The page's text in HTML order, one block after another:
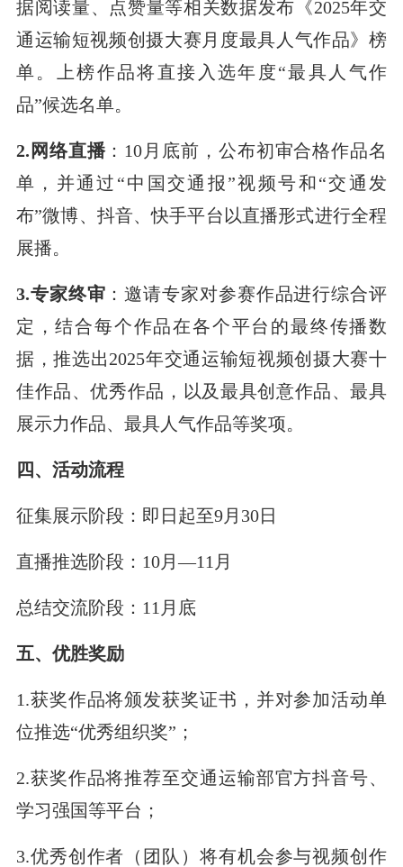
据阅读量、点赞量等相关数据发布《2025年交
通运输短视频创摄大赛月度最具人气作品》榜
单。上榜作品将直接入选年度“最具人气作
品”候选名单。
2.网络直播：10月底前，公布初审合格作品名
单，并通过“中国交通报”视频号和“交通发
布”微博、抖音、快手平台以直播形式进行全程
展播。
3.专家终审 ：邀请专家对参赛作品进行综合评
定，结合每个作品在各个平台的最终传播数
据，推选出2025年交通运输短视频创摄大赛十
佳作品、优秀作品，以及最具创意作品、最具
展示力作品、最具人气作品等奖项。
四、活动流程
征集展示阶段：即日起至9月30日
直播推选阶段：10月—11月
总结交流阶段：11月底
五、优胜奖励
1.获奖作品将颁发获奖证书，并对参加活动单
位推选“优秀组织奖”；
2.获奖作品将推荐至交通运输部官方抖音号、
学习强国等平台；
3.优秀创作者（团队）将有机会参与视频创作